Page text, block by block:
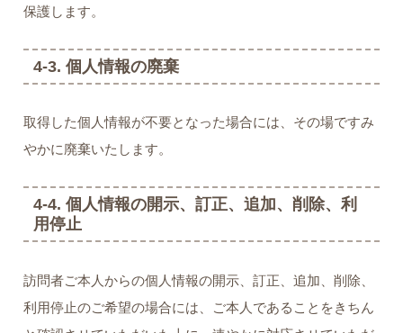
保護します。
4-3. 個人情報の廃棄
取得した個人情報が不要となった場合には、その場ですみ
やかに廃棄いたします。
4-4. 個人情報の開示、訂正、追加、削除、利
用停止
訪問者ご本人からの個人情報の開示、訂正、追加、削除、
利用停止のご希望の場合には、ご本人であることをきちん